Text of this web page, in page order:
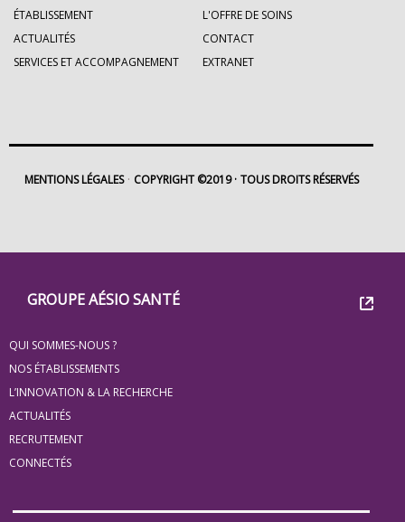
Groupe
Eovi
pour
les
minis
site
GROUPE AÉSIO SANTÉ
QUI SOMMES-NOUS ?
NOS ÉTABLISSEMENTS
L’INNOVATION & LA RECHERCHE
ACTUALITÉS
RECRUTEMENT
CONNECTÉS
ÉTABLISSEMENT
L'OFFRE DE SOINS
ACTUALITÉS
CONTACT
SERVICES ET ACCOMPAGNEMENT
EXTRANET
MENTIONS LÉGALES COPYRIGHT ©2019 TOUS DROITS RÉSERVÉS